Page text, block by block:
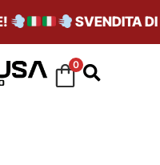
SVENDITA DI
0